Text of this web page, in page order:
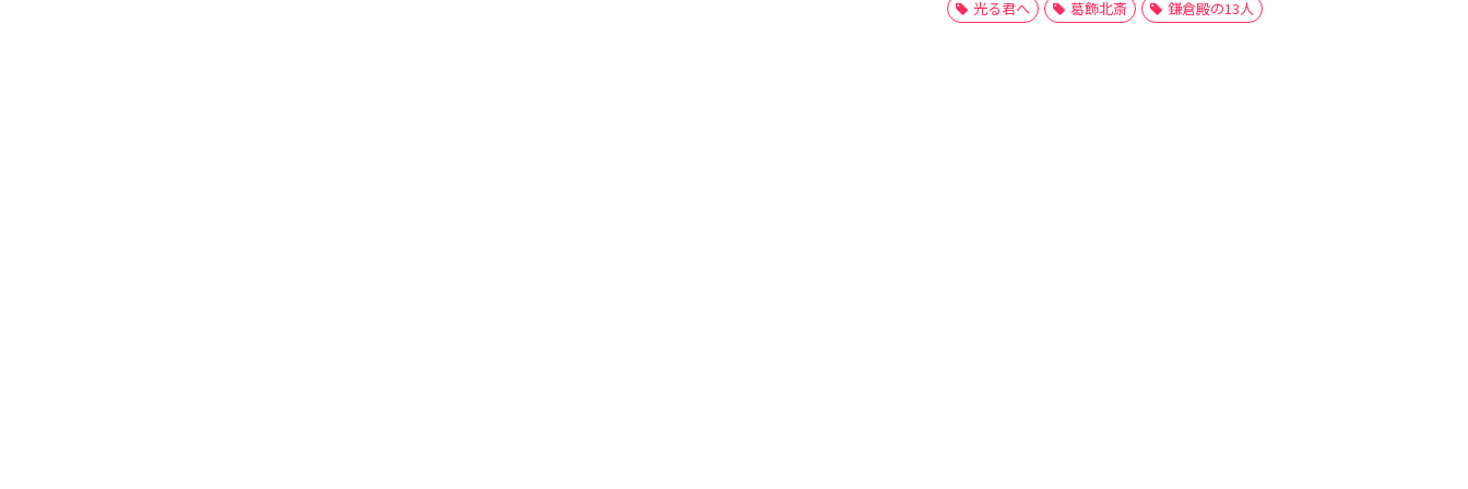
光る君へ 葛飾北斎 鎌倉殿の13人